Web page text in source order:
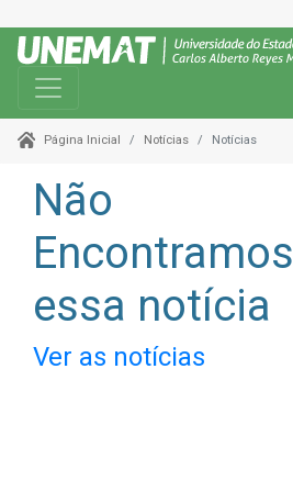
Toggle navigation
Página Inicial Notícias Notícias
Não
Encontramos
essa notícia
Ver as notícias